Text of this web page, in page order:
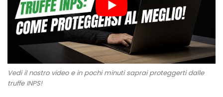
Vedi il nostro video e in pochi minuti saprai proteggerti dalle
truffe INPS!